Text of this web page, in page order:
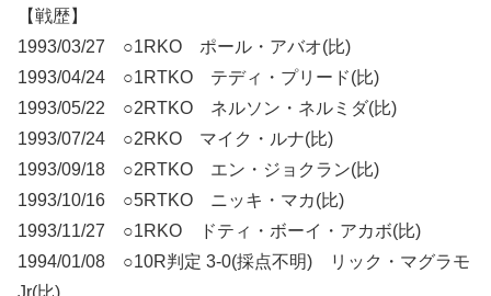
【戦歴】
1993/03/27 ○1RKO ポール・アバオ(比)
1993/04/24 ○1RTKO テディ・プリード(比)
1993/05/22 ○2RTKO ネルソン・ネルミダ(比)
1993/07/24 ○2RKO マイク・ルナ(比)
1993/09/18 ○2RTKO エン・ジョクラン(比)
1993/10/16 ○5RTKO ニッキ・マカ(比)
1993/11/27 ○1RKO ドティ・ボーイ・アカボ(比)
1994/01/08 ○10R判定 3-0(採点不明) リック・マグラモ
Jr(比)